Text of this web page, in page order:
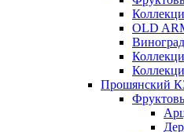
OLD
Прошянский